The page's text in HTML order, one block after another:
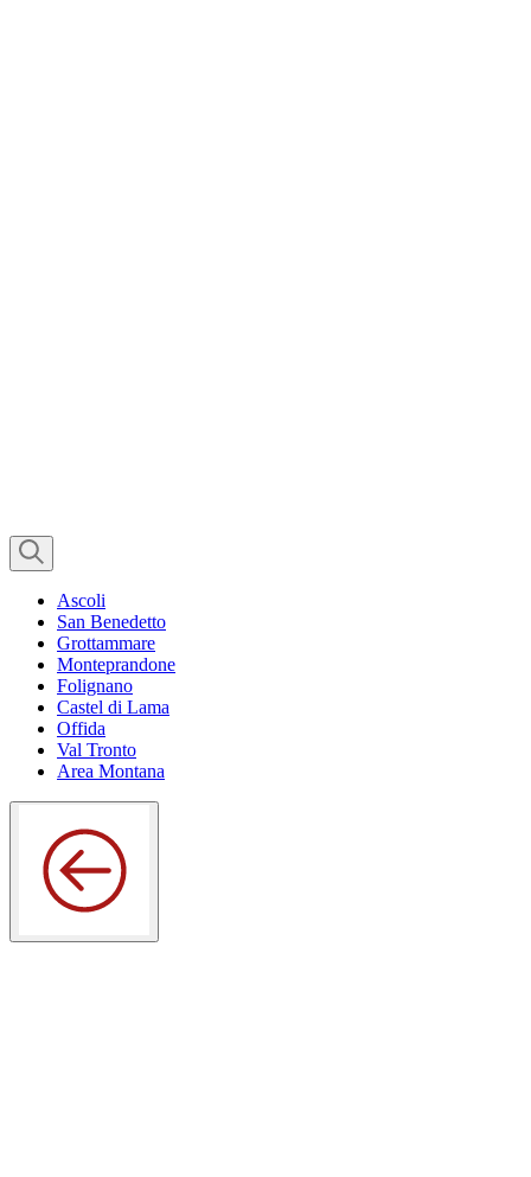
Ascoli
San Benedetto
Grottammare
Monteprandone
Folignano
Castel di Lama
Offida
Val Tronto
Area Montana